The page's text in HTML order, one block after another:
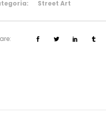
Street Art